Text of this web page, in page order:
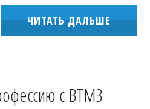
ЧИТАТЬ ДАЛЬШЕ
с ВТМЗ